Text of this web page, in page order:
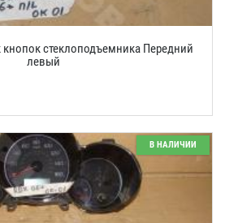
кнопок стеклоподъемника Передний
левый
В НАЛИЧИИ